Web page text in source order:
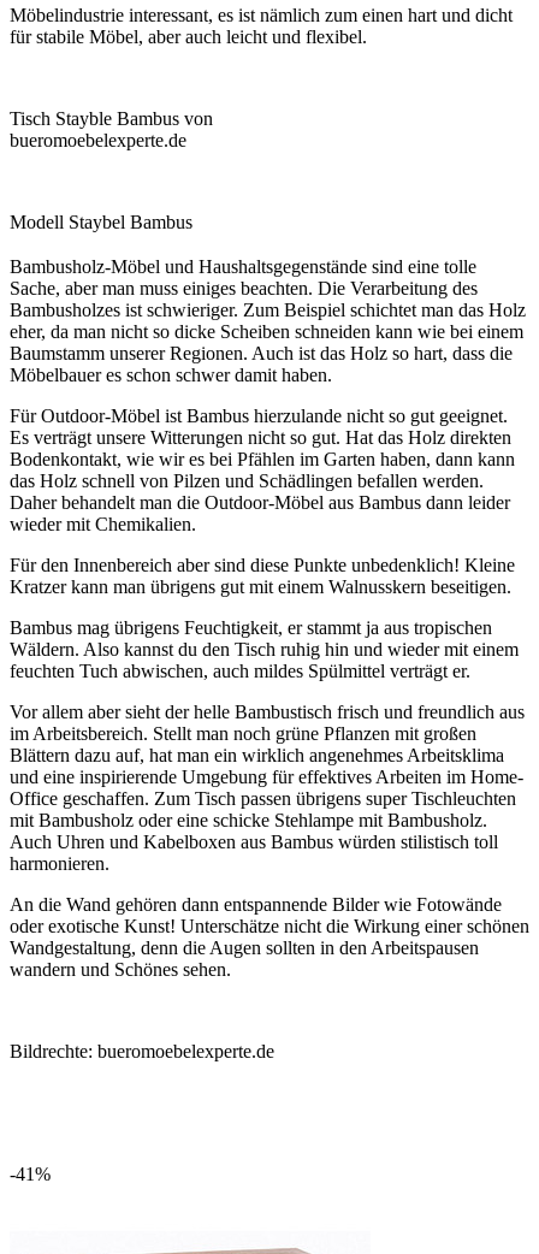
Möbelindustrie interessant, es ist nämlich zum einen hart und dicht
für stabile Möbel, aber auch leicht und flexibel.
Tisch Stayble Bambus von
bueromoebelexperte.de
Modell Staybel Bambus
Bambusholz-Möbel und Haushaltsgegenstände sind eine tolle
Sache, aber man muss einiges beachten. Die Verarbeitung des
Bambusholzes ist schwieriger. Zum Beispiel schichtet man das Holz
eher, da man nicht so dicke Scheiben schneiden kann wie bei einem
Baumstamm unserer Regionen. Auch ist das Holz so hart, dass die
Möbelbauer es schon schwer damit haben.
Für Outdoor-Möbel ist Bambus hierzulande nicht so gut geeignet.
Es verträgt unsere Witterungen nicht so gut. Hat das Holz direkten
Bodenkontakt, wie wir es bei Pfählen im Garten haben, dann kann
das Holz schnell von Pilzen und Schädlingen befallen werden.
Daher behandelt man die Outdoor-Möbel aus Bambus dann leider
wieder mit Chemikalien.
Für den Innenbereich aber sind diese Punkte unbedenklich! Kleine
Kratzer kann man übrigens gut mit einem Walnusskern beseitigen.
Bambus mag übrigens Feuchtigkeit, er stammt ja aus tropischen
Wäldern. Also kannst du den Tisch ruhig hin und wieder mit einem
feuchten Tuch abwischen, auch mildes Spülmittel verträgt er.
Vor allem aber sieht der helle Bambustisch frisch und freundlich aus
im Arbeitsbereich. Stellt man noch grüne Pflanzen mit großen
Blättern dazu auf, hat man ein wirklich angenehmes Arbeitsklima
und eine inspirierende Umgebung für effektives Arbeiten im Home-
Office geschaffen. Zum Tisch passen übrigens super Tischleuchten
mit Bambusholz oder eine schicke Stehlampe mit Bambusholz.
Auch Uhren und Kabelboxen aus Bambus würden stilistisch toll
harmonieren.
An die Wand gehören dann entspannende Bilder wie Fotowände
oder exotische Kunst! Unterschätze nicht die Wirkung einer schönen
Wandgestaltung, denn die Augen sollten in den Arbeitspausen
wandern und Schönes sehen.
Bildrechte: bueromoebelexperte.de
-41%